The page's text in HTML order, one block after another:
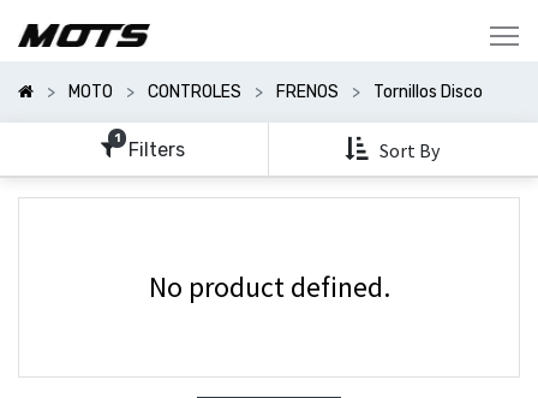
MOTO CONTROLES FRENOS Tornillos Disco
1 Filters Sort By
Categorías
Mostrar
Opciones
No product defined.